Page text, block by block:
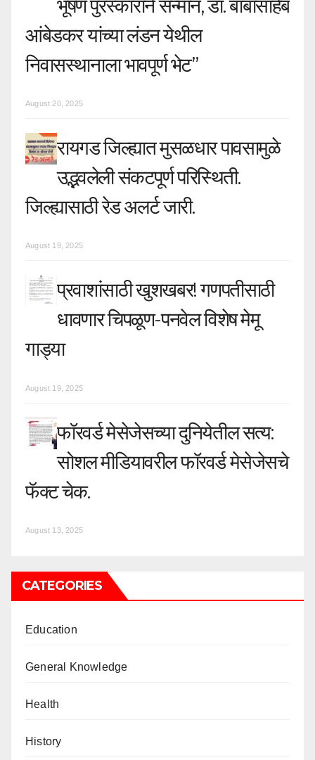
भूषण पुरस्काराने सन्मान, डॉ. बाबासाहेब
आंबेडकर यांच्या लंडन येथील
निवासस्थानाला भावपूर्ण भेट”
August 20, 2025
रायगड जिल्ह्यात मुसळधार पावसामुळे
उद्भवलेली संकटपूर्ण परिस्थिती.
जिल्ह्यासाठी रेड अलर्ट जारी.
August 19, 2025
प्रवाशांसाठी खुशखबर! गणपतीसाठी
धावणार चिपळूण-पनवेल विशेष मेमू
गाड्या
August 19, 2025
फॉरवर्ड मेसेजेसच्या दुनियेतील सत्य:
सोशल मीडियावरील फॉरवर्ड मेसेजेसचे
फॅक्ट चेक.
August 13, 2025
CATEGORIES
Education
General Knowledge
Health
History